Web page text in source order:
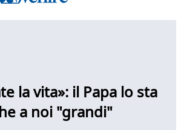
la vita»: il Papa lo sta
a noi "grandi"